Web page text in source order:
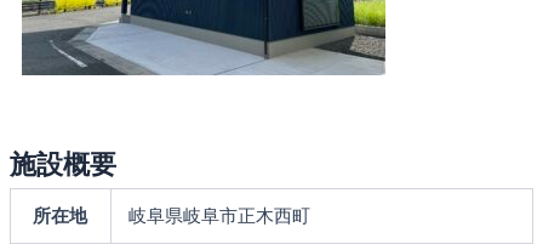
施設概要
所在地 岐阜県岐阜市正木西町